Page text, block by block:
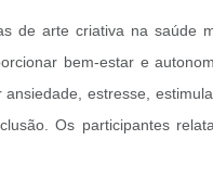
arte criativa na saúde
bem-estar e
estresse,
Os participantes